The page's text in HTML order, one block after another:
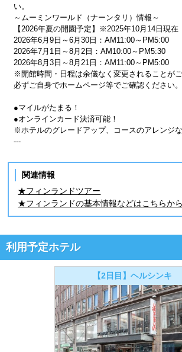
い。
～ムーミンワールド（ナーンタリ）情報～
【2026年夏の開園予定】※2025年10月14日現在
2026年6月9日～6月30日：AM11:00～PM5:00
2026年7月1日～8月2日：AM10:00～PM5:30
2026年8月3日～8月21日：AM11:00～PM5:00
※開館時間・日程は余儀なく変更されることがご
必ずご自身でホームページ等でご確認ください。
●マイルがたまる！
●オンラインカード決済可能！
※ホテルのグレードアップ、コースのアレンジな
---
関連情報
★フィンランドツアー
★フィンランドの基本情報などはこちらから
利用予定ホテル
【2日目】ヘルシンキ